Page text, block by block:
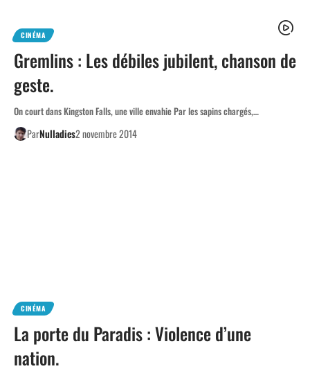
CINÉMA
Gremlins : Les débiles jubilent, chanson de
geste.
On court dans Kingston Falls, une ville envahie Par les sapins chargés,…
ParNulladies2 novembre 2014
CINÉMA
La porte du Paradis : Violence d’une
nation.